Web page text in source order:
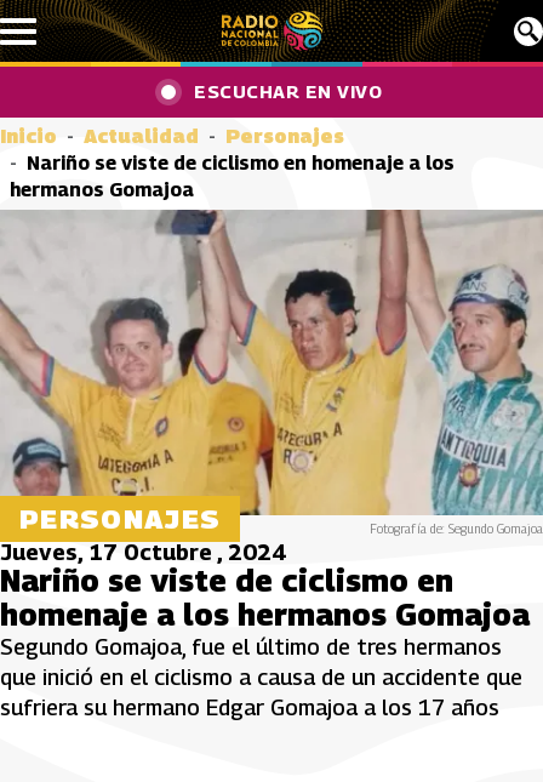
Pasar al contenido principal
ESCUCHAR EN VIVO
Inicio Actualidad
Personajes
Nariño se viste de ciclismo en homenaje a los
hermanos Gomajoa
PERSONAJES Fotografía de: Segundo Gomajoa
Jueves, 17 Octubre , 2024
Nariño se viste de ciclismo en
homenaje a los hermanos Gomajoa
Segundo Gomajoa, fue el último de tres hermanos
que inició en el ciclismo a causa de un accidente que
sufriera su hermano Edgar Gomajoa a los 17 años